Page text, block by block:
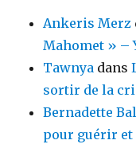
Ankeris Merz
Mahomet » –
Tawnya dans
sortir de la
Bernadette
pour guérir